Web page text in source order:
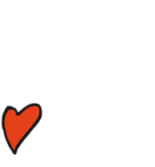
content of the topic is
and then return to
spend a little time, no
based approach that